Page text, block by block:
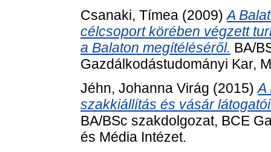
Csanaki, Tímea (2009)A
célcsoport körében végzett
a Balaton megítéléséről. BA/
Gazdálkodástudományi Kar,
Jéhn, Johanna Virág (2015)A
szakkiállítás és vásár
BA/BSc szakdolgozat, BCE
és Média Intézet.